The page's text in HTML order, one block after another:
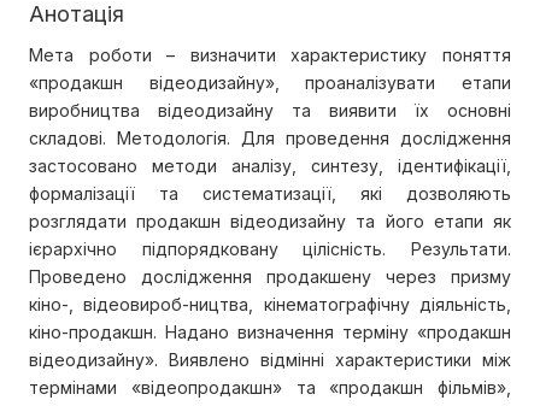
Анотація
Мета роботи – визначити характеристику поняття
«продакшн відеодизайну», проаналізувати етапи
виробництва відеодизайну та виявити їх основні
складові. Методологія. Для проведення дослідження
застосовано методи аналізу, синтезу, ідентифікації,
формалізації та систематизації, які дозволяють
розглядати продакшн відеодизайну та його етапи як
ієрархічно підпорядковану цілісність. Результати.
Проведено дослідження продакшену через призму
кіно-, відеовироб-ництва, кінематографічну діяльність,
кіно-продакшн. Надано визначення терміну «продакшн
відеодизайну». Виявлено відмінні характеристики між
термінами «відеопродакшн» та «продакшн фільмів»,